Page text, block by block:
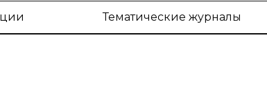
Тематические журналы